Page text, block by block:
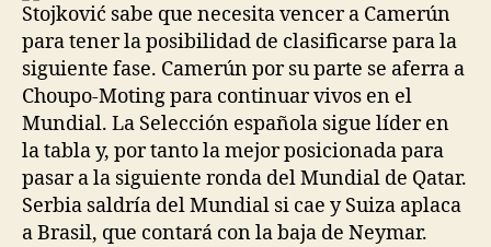
Stojković sabe que necesita vencer a Camerún
para tener la posibilidad de clasificarse para la
siguiente fase. Camerún por su parte se aferra a
Choupo-Moting para continuar vivos en el
Mundial. La Selección española sigue líder en
la tabla y, por tanto la mejor posicionada para
pasar a la siguiente ronda del Mundial de Qatar.
Serbia saldría del Mundial si cae y Suiza aplaca
a Brasil, que contará con la baja de Neymar.